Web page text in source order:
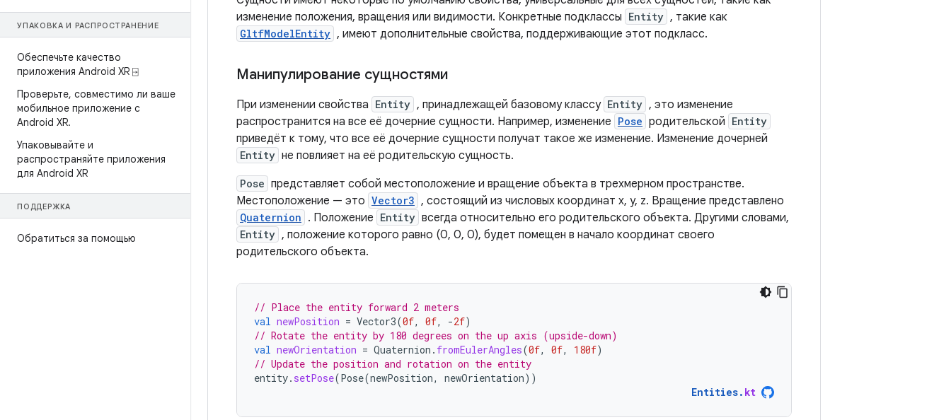
УПАКОВКА И РАСПРОСТРАНЕНИЕ
Обеспечьте качество
приложения Android XR ⍈
Проверьте, совместимо ли ваше
мобильное приложение с
Android XR.
Упаковывайте и
распространяйте приложения
для Android XR
ПОДДЕРЖКА
Обратиться за помощью
изменение положения, вращения или видимости. Конкретные подклассы Entity , такие как
GltfModelEntity , имеют дополнительные свойства, поддерживающие этот подкласс.
Манипулирование сущностями
При изменении свойства Entity , принадлежащей базовому классу Entity , это изменение
распространится на все её дочерние сущности. Например, изменение Pose родительской Entity
приведёт к тому, что все её дочерние сущности получат такое же изменение. Изменение дочерней
Entity не повлияет на её родительскую сущность.
Pose представляет собой местоположение и вращение объекта в трехмерном пространстве.
Местоположение — это Vector3 , состоящий из числовых координат x, y, z. Вращение представлено
Quaternion . Положение Entity всегда относительно его родительского объекта. Другими словами,
Entity , положение которого равно (0, 0, 0), будет помещен в начало координат своего
родительского объекта.
// Place the entity forward 2 meters
val newPosition = Vector3(0f, 0f, -2f)
// Rotate the entity by 180 degrees on the up axis (upside-down)
val newOrientation = Quaternion . fromEulerAngles(0f, 0f, 180f)
// Update the position and rotation on the entity
entity. setPose(Pose(newPosition, newOrientation))
Entities. kt